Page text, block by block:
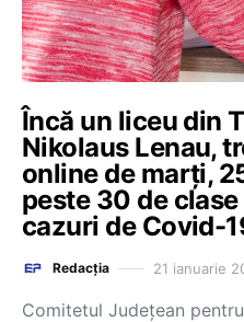
Încă un liceu din
Nikolaus Lenau,
online de marți,
peste 30 de
cazuri de Covid-
Redacția 21 ianuarie
Comitetul Județean